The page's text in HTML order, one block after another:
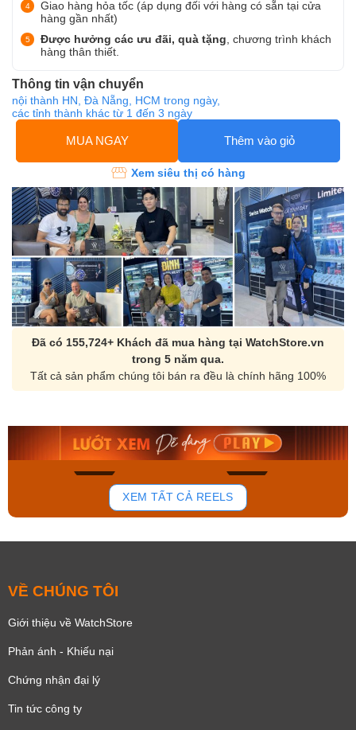
Giao hàng hỏa tốc (áp dụng đối với hàng có sẵn tại cửa
hàng gần nhất)
Được hưởng các ưu đãi, quà tặng , chương trình khách
hàng thân thiết.
Thông tin vận chuyển
nội thành HN, Đà Nẵng, HCM trong ngày,
các tỉnh thành khác từ 1 đến 3 ngày
MUA NGAY Thêm vào giỏ
Xem siêu thị có hàng
Đã có 155,724+ Khách đã mua hàng tại WatchStore.vn
trong 5 năm qua.
Tất cả sản phẩm chúng tôi bán ra đều là chính hãng 100%
168
Orient Nam RA-
Mua ngay
Casio Nam MTS-
Mua ngay
XEM TẤT CẢ REELS
VỀ CHÚNG TÔI
Giới thiệu về WatchStore
Phản ánh - Khiếu nại
Chứng nhận đại lý
Tin tức công ty